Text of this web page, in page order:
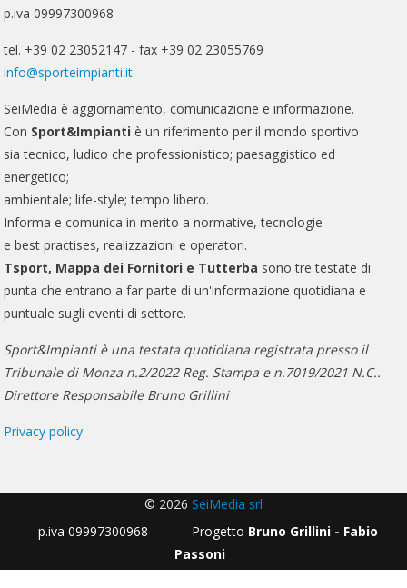
p.iva 09997300968
tel. +39 02 23052147 - fax +39 02 23055769
info@sporteimpianti.it
SeiMedia è aggiornamento, comunicazione e informazione.
Con Sport&Impianti è un riferimento per il mondo sportivo
sia tecnico, ludico che professionistico; paesaggistico ed
energetico;
ambientale; life-style; tempo libero.
Informa e comunica in merito a normative, tecnologie
e best practises, realizzazioni e operatori.
Tsport, Mappa dei Fornitori e Tutterba sono tre testate di
punta che entrano a far parte di un'informazione quotidiana e
puntuale sugli eventi di settore.
Sport&Impianti è una testata quotidiana registrata presso il
Tribunale di Monza n.2/2022 Reg. Stampa e n.7019/2021 N.C..
Direttore Responsabile Bruno Grillini
Privacy policy
© 2026 SeiMedia srl
- p.iva 09997300968 Progetto Bruno Grillini - Fabio
Passoni